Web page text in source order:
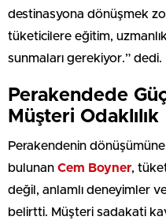
destinasyona dönüşmek
tüketicilere eğitim,
sunmaları gerekiyor.” dedi.
Perakendede
Müşteri Odaklılık
Perakendenin
bulunan Cem Boyner,
değil, anlamlı deneyimler
belirtti. Müşteri sadakati